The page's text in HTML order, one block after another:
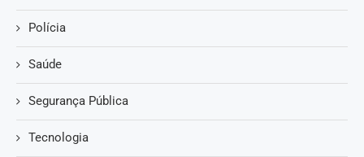
Polícia
Saúde
Segurança Pública
Tecnologia